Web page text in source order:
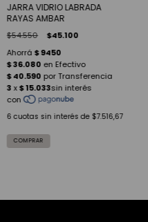
JARRA VIDRIO LABRADA
RAYAS AMBAR
$54.550 $45.100
6 cuotas sin interés de $7.516,67